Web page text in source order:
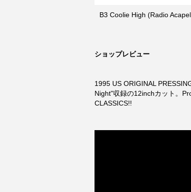
B3 Coolie High (Radio
ショップレビュー
1995 US ORIGINAL
Night"収録の12inchカット。
CLASSICS!!